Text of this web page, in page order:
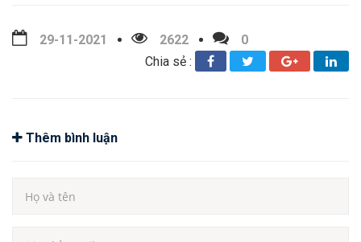
29-11-2021 2622
0
Chia sẻ :
Thêm bình luận